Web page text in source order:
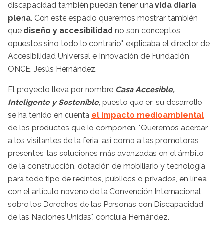
discapacidad también puedan tener una vida diaria
plena. Con este espacio queremos mostrar también
que diseño y accesibilidad no son conceptos
opuestos sino todo lo contrario", explicaba el director de
Accesibilidad Universal e Innovación de Fundación
ONCE, Jesús Hernández.
El proyecto lleva por nombre Casa Accesible,
Inteligente y Sostenible, puesto que en su desarrollo
se ha tenido en cuenta el impacto medioambiental
de los productos que lo componen. "Queremos acercar
a los visitantes de la feria, así como a las promotoras
presentes, las soluciones más avanzadas en el ámbito
de la construcción, dotación de mobiliario y tecnología
para todo tipo de recintos, públicos o privados, en línea
con el artículo noveno de la Convención Internacional
sobre los Derechos de las Personas con Discapacidad
de las Naciones Unidas", concluía Hernández.